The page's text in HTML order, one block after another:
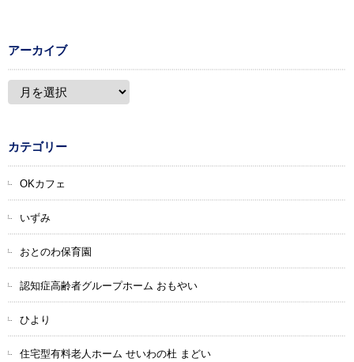
アーカイブ
カテゴリー
OKカフェ
いずみ
おとのわ保育園
認知症高齢者グループホーム おもやい
ひより
住宅型有料老人ホーム せいわの杜 まどい